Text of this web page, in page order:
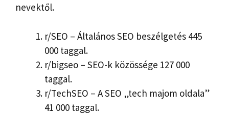
nevektől.
r/SEO – Általános SEO beszélgetés 445
000 taggal.
r/bigseo – SEO-k közössége 127 000
taggal.
r/TechSEO – A SEO „tech majom oldala”
41 000 taggal.